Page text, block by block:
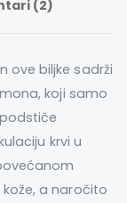
(2)
ove biljke sadrži
koji samo
krvi u
a naročito